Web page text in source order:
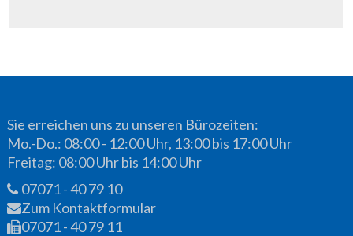
Sie erreichen uns zu unseren Bürozeiten:
Mo.-Do.: 08:00 - 12:00 Uhr, 13:00 bis 17:00 Uhr
Freitag: 08:00 Uhr bis 14:00 Uhr
07071 - 40 79 10
Zum Kontaktformular
07071 - 40 79 11